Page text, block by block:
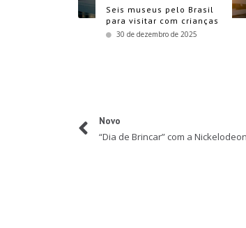
Seis museus pelo Brasil
para visitar com crianças
30 de dezembro de 2025
Novo
“Dia de Brincar” com a Nickelodeon